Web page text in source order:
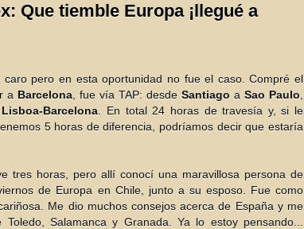
Que tiemble Europa ¡llegué a
pero en esta oportunidad no fue el caso. Compré el
a Barcelona , fue vía TAP: desde Santiago a Sao Paulo
Lisboa-Barcelona . En total 24 horas de travesía y, si le
5 horas de diferencia, podríamos decir que estaría
tres horas, pero allí conocí una maravillosa persona de
de Europa en Chile, junto a su esposo. Fue como
Me dio muchos consejos acerca de España y me
Salamanca y Granada. Ya lo estoy pensando...